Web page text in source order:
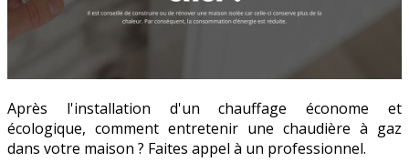
Après l'installation d'un chauffage économe et
écologique, comment entretenir une chaudière à gaz
dans votre maison ? Faites appel à un professionnel.